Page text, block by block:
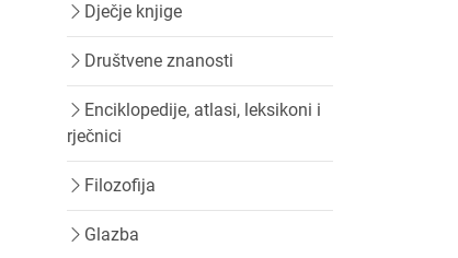
Dječje knjige
Društvene znanosti
Enciklopedije, atlasi, leksikoni i
rječnici
Filozofija
Glazba